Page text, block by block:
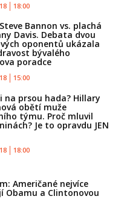
18:00
Bannon vs. plachá
Davis. Debata dvou
oponentů ukázala
bývalého
poradce
15:00
na prsou hada? Hillary
obětí muže
týmu. Proč mluvil
Je to opravdu JEN
18:00
Američané nejvíce
Obamu a Clintonovou